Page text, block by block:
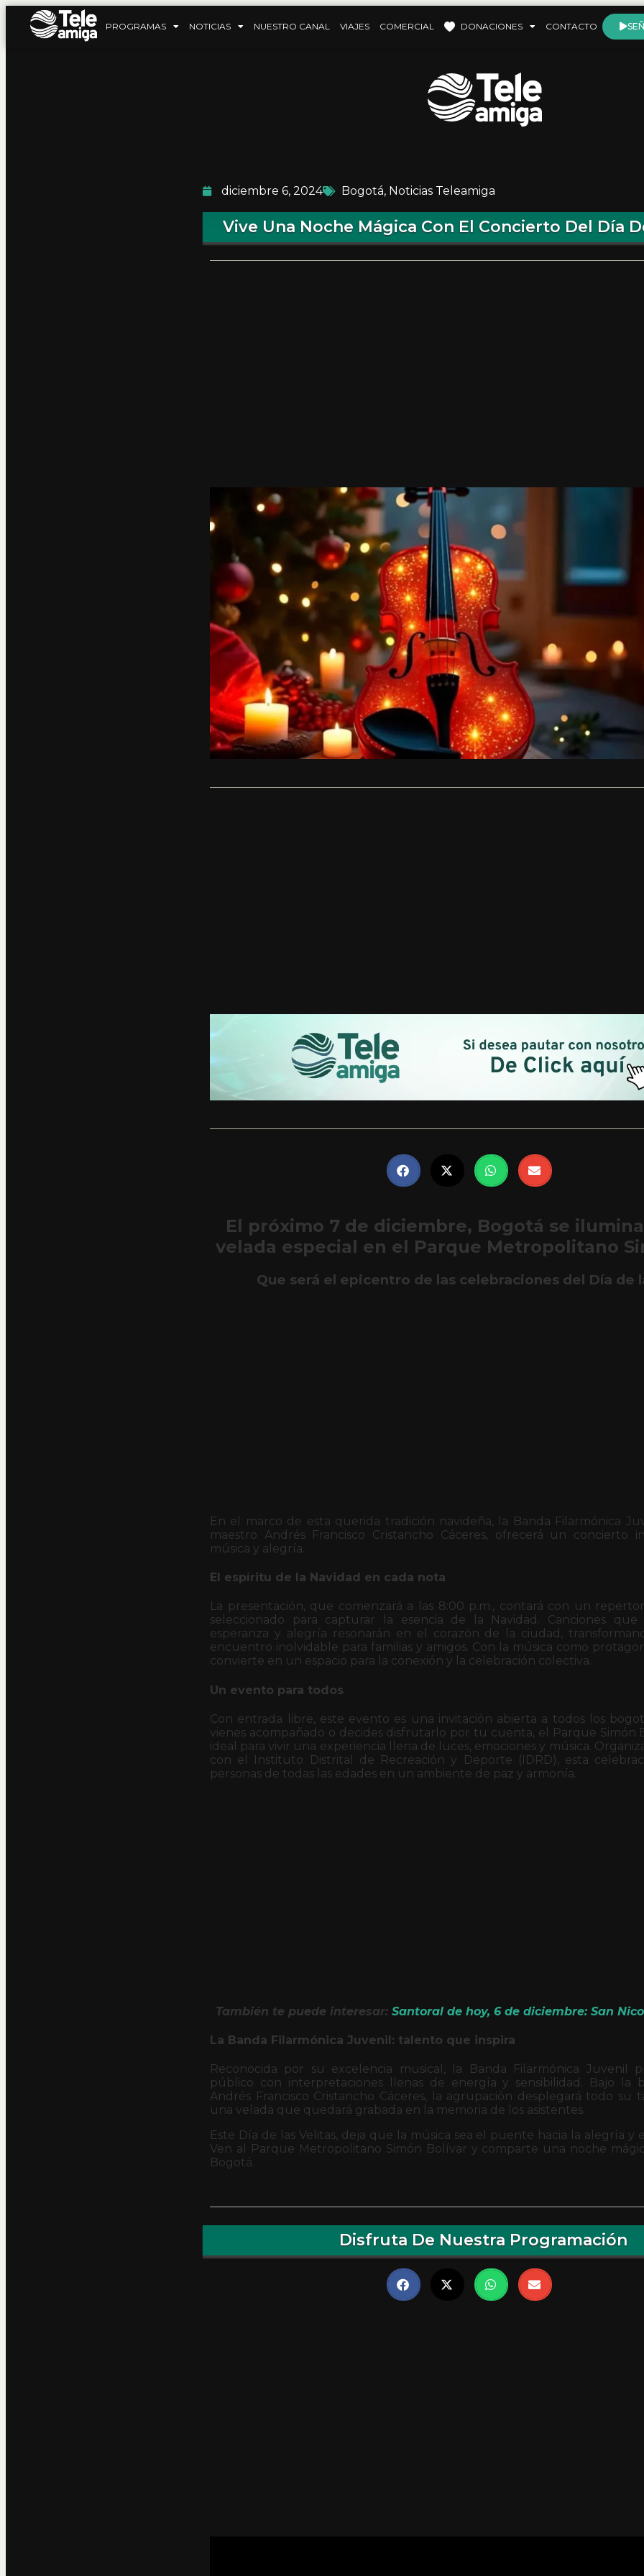
PROGRAMAS NOTICIAS NUESTRO CANAL VIAJES COMERCIAL DONACIONES CONTACTO
diciembre 6, 2024 Bogotá, Noticias Teleamiga
Vive Una Noche Mágica Con El Concierto Del Día
El próximo 7 de diciembre, Bogotá se
velada especial en el Parque Metropolitano
Que será el epicentro de las celebraciones del Día de
En el marco de esta querida tradición navideña, la Banda Filarmónica
maestro Andrés Francisco Cristancho Cáceres, ofrecerá un concierto
música y alegría.
El espíritu de la Navidad en cada nota
La presentación, que comenzará a las 8:00 p.m., contará con un
seleccionado para capturar la esencia de la Navidad. Canciones que
esperanza y alegría resonarán en el corazón de la ciudad,
encuentro inolvidable para familias y amigos. Con la música como
convierte en un espacio para la conexión y la celebración colectiva.
Un evento para todos
Con entrada libre, este evento es una invitación abierta a todos los
vienes acompañado o decides disfrutarlo por tu cuenta, el Parque Simón
ideal para vivir una experiencia llena de luces, emociones y música.
con el Instituto Distrital de Recreación y Deporte (IDRD), esta
personas de todas las edades en un ambiente de paz y armonía.
También te puede interesar: Santoral de hoy, 6 de diciembre: San
La Banda Filarmónica Juvenil: talento que inspira
Reconocida por su excelencia musical, la Banda Filarmónica Juvenil
público con interpretaciones llenas de energía y sensibilidad. Bajo la
Andrés Francisco Cristancho Cáceres, la agrupación desplegará todo su
una velada que quedará grabada en la memoria de los asistentes.
Este Día de las Velitas, deja que la música sea el puente hacia la alegría y
Ven al Parque Metropolitano Simón Bolívar y comparte una noche
Bogotá.
Disfruta De Nuestra Programación